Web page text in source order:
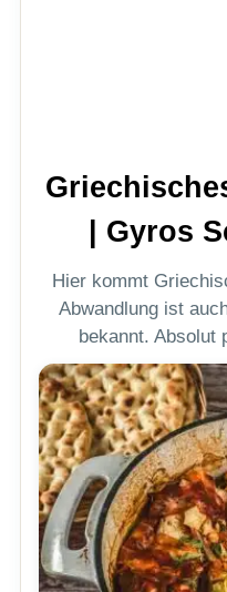
| Gyros
Hier kommt
Abwandlung ist
bekannt. Absolut